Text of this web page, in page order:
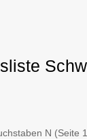
N (Seite